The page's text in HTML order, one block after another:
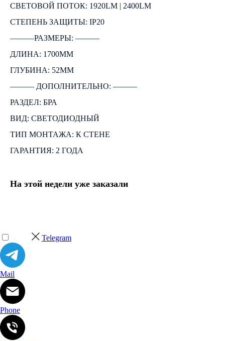
СВЕТОВОЙ ПОТОК: 1920LM | 2400LM
СТЕПЕНЬ ЗАЩИТЫ: IP20
―――РАЗМЕРЫ: ―――
ДЛИНА: 1700ММ
ГЛУБИНА: 52ММ
――― ДОПОЛНИТЕЛЬНО: ―――
РАЗДЕЛ: БРА
ВИД: СВЕТОДИОДНЫЙ
ТИП МОНТАЖА: К СТЕНЕ
ГАРАНТИЯ: 2 ГОДА
На этой недели уже заказали
Telegram
Mail
Phone